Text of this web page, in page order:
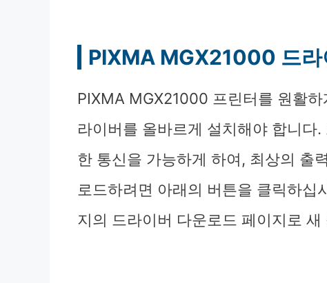
PIXMA MGX21000 드라
PIXMA MGX21000 프린터를 원활
라이버를 올바르게 설치해야 합니다
한 통신을 가능하게 하여, 최상의 출
로드하려면 아래의 버튼을 클릭하십
지의 드라이버 다운로드 페이지로